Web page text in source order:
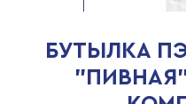
БУТЫЛКА